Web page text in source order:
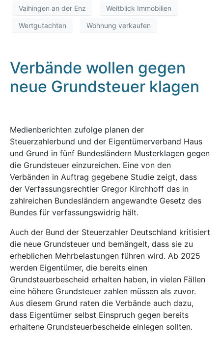
Vaihingen an der Enz Weitblick Immobilien
Wertgutachten Wohnung verkaufen
Verbände wollen gegen
neue Grundsteuer klagen
Medienberichten zufolge planen der
Steuerzahlerbund und der Eigentümerverband Haus
und Grund in fünf Bundesländern Musterklagen gegen
die Grundsteuer einzureichen. Eine von den
Verbänden in Auftrag gegebene Studie zeigt, dass
der Verfassungsrechtler Gregor Kirchhoff das in
zahlreichen Bundesländern angewandte Gesetz des
Bundes für verfassungswidrig hält.
Auch der Bund der Steuerzahler Deutschland kritisiert
die neue Grundsteuer und bemängelt, dass sie zu
erheblichen Mehrbelastungen führen wird. Ab 2025
werden Eigentümer, die bereits einen
Grundsteuerbescheid erhalten haben, in vielen Fällen
eine höhere Grundsteuer zahlen müssen als zuvor.
Aus diesem Grund raten die Verbände auch dazu,
dass Eigentümer selbst Einspruch gegen bereits
erhaltene Grundsteuerbescheide einlegen sollten.